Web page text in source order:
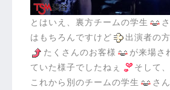
とはいえ、裏方チームの学生
はもちろんですけど
出演者の
たくさんのお客様
が来場さ
ていた様子でしたねぇ
そして
これから別のチームの学生
さ